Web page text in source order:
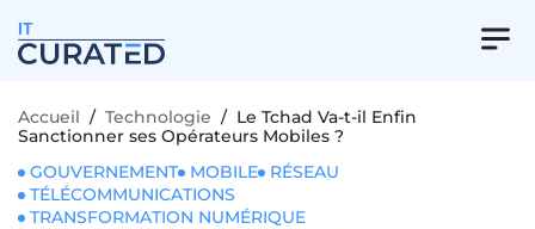
IT
Accueil / Technologie / Le Tchad Va-t-il Enfin
Sanctionner ses Opérateurs Mobiles ?
GOUVERNEMENT
MOBILE
RÉSEAU
TÉLÉCOMMUNICATIONS
TRANSFORMATION NUMÉRIQUE